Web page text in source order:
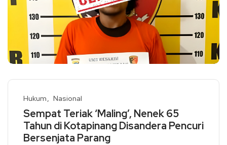
Hukum Nasional
Sempat Teriak ‘Maling’, Nenek 65
Tahun di Kotapinang Disandera Pencuri
Bersenjata Parang